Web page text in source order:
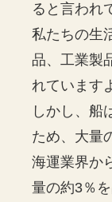
ると言われ
私たちの生
品、工業製
れています
しかし、船
ため、大量
海運業界か
量の約3％